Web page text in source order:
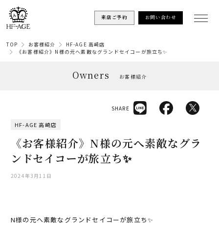
来店ご予約 お問い合わせ
TOP お客様紹介
HF-AGE 高崎店
《お客様紹介》N様の元へ素敵なグランドセイコーが旅立ち✨
Owners お客様紹介
HF-AGE 高崎店
《お客様紹介》N様の元へ素敵なグラ
ンドセイコーが旅立ち✨
2024年3月11日
SHARE
N様の元へ素敵なグランドセイコーが旅立ち✨